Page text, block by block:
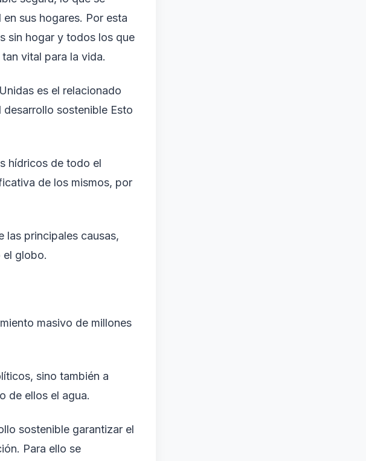
sus hogares. Por esta
sin hogar y todos los que
vital para la vida.
es el relacionado
sostenible Esto
hídricos de todo el
de los mismos, por
las principales causas,
el globo.
masivo de millones
sino también a
de ellos el agua.
sostenible garantizar el
Para ello se